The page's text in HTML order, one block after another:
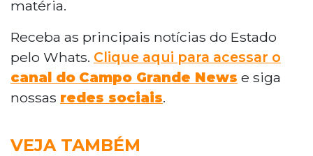
matéria.
Receba as principais notícias do Estado
pelo Whats. Clique aqui para acessar o
canal do Campo Grande News e siga
nossas redes sociais.
VEJA TAMBÉM